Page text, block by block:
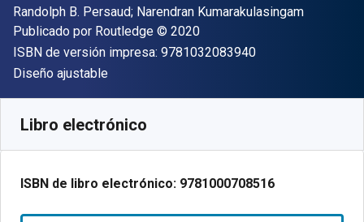
Autor(es)
Randolph B. Persaud; ‎Narendran Kumarakulasingam
Editor
Publicado por Routledge Copyright
© 2020
ISBN de versión impresa: 9781032083940"ISBN-13
Formato
Diseño ajustable
Libro electrónico
ISBN de libro electrónico: 9781000708516